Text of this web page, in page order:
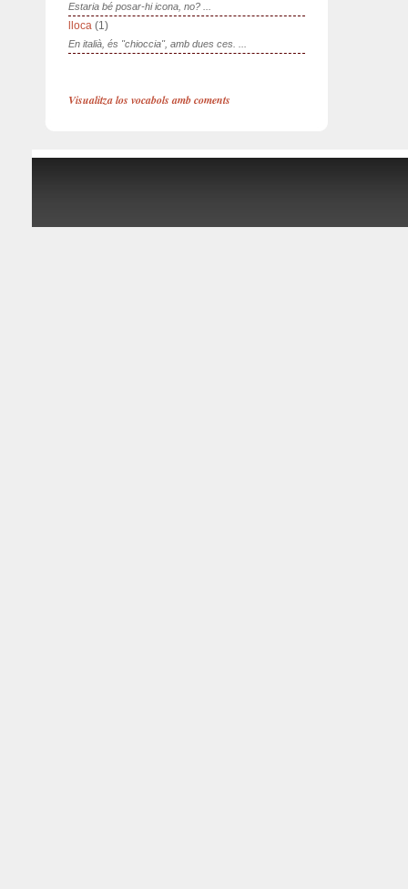
Estaria bé posar-hi icona, no? ...
lloca (1)
En italià, és "chioccia", amb dues ces. ...
Visualitza los vocabols amb coments